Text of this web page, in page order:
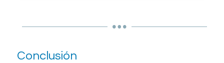
Conclusión